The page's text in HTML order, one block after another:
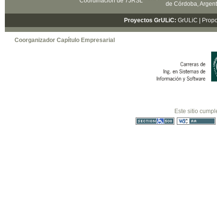
de Córdoba,
Proyectos GrULiC: GrULiC |
Coorganizador Capítulo Empresarial
Este sitio